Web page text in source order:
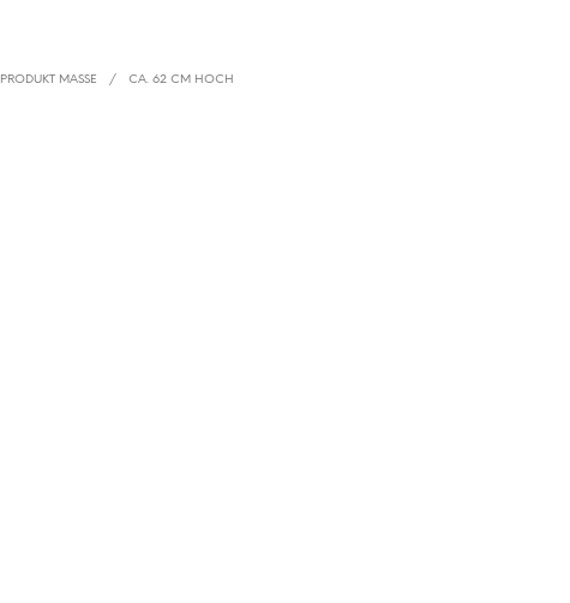
PRODUKT MASSE / CA. 62 CM HOCH